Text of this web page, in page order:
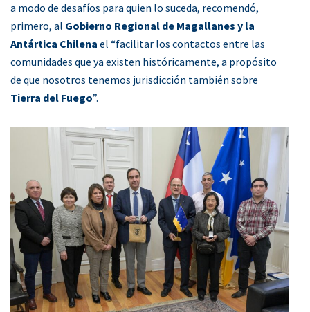
a modo de desafíos para quien lo suceda, recomendó,
primero, al Gobierno Regional de Magallanes y la
Antártica Chilena el “facilitar los contactos entre las
comunidades que ya existen históricamente, a propósito
de que nosotros tenemos jurisdicción también sobre
Tierra del Fuego”.